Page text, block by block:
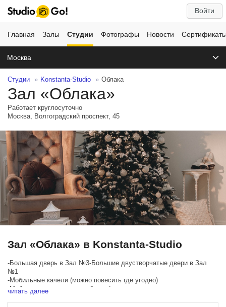
Войти
Главная Залы Студии Фотографы Новости
Москва
Студии Konstanta-Studio Облака
Зал «Облака»
Работает круглосуточно
Москва, Волгоградский проспект, 45
Зал «Облака» в Konstanta-Studio
-Большая дверь в Зал №3-Большие двустворчатые двери в Зал
№1
-Мобильные качели (можно повесить где угодно)
-Мобильные светящиеся облака (можно перемещать по
направляющим)
читать далее